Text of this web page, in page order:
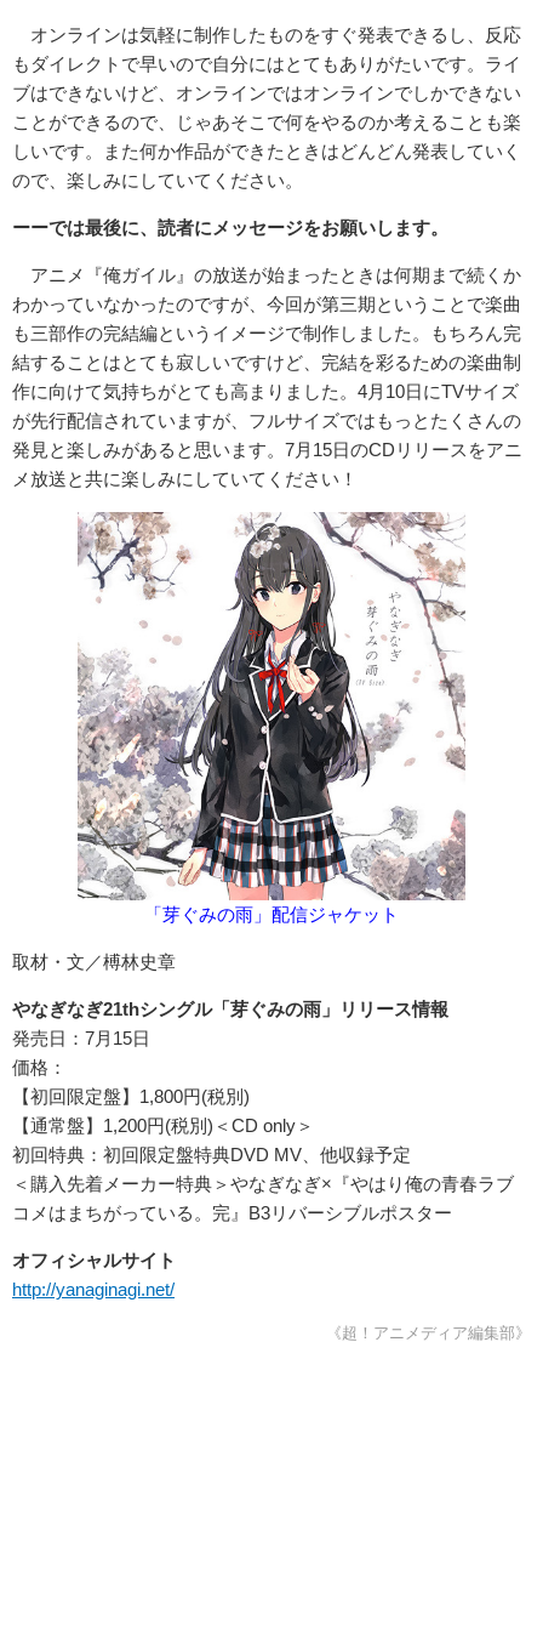
オンラインは気軽に制作したものをすぐ発表できるし、反応
もダイレクトで早いので自分にはとてもありがたいです。ライ
ブはできないけど、オンラインではオンラインでしかできない
ことができるので、じゃあそこで何をやるのか考えることも楽
しいです。また何か作品ができたときはどんどん発表していく
ので、楽しみにしていてください。
ーーでは最後に、読者にメッセージをお願いします。
アニメ『俺ガイル』の放送が始まったときは何期まで続くか
わかっていなかったのですが、今回が第三期ということで楽曲
も三部作の完結編というイメージで制作しました。もちろん完
結することはとても寂しいですけど、完結を彩るための楽曲制
作に向けて気持ちがとても高まりました。4月10日にTVサイズ
が先行配信されていますが、フルサイズではもっとたくさんの
発見と楽しみがあると思います。7月15日のCDリリースをアニ
メ放送と共に楽しみにしていてください！
「芽ぐみの雨」配信ジャケット
取材・文／榑林史章
やなぎなぎ21thシングル「芽ぐみの雨」リリース情報
発売日：7月15日
価格：
【初回限定盤】1,800円(税別)
【通常盤】1,200円(税別)＜CD only＞
初回特典：初回限定盤特典DVD MV、他収録予定
＜購入先着メーカー特典＞やなぎなぎ×『やはり俺の青春ラブ
コメはまちがっている。完』B3リバーシブルポスター
オフィシャルサイト
http://yanaginagi.net/
《超！アニメディア編集部》